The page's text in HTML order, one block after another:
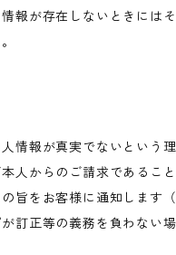
報が存在しないときには
情報が真実でないという
人からのご請求であるこ
旨をお客様に通知します
訂正等の義務を負わない